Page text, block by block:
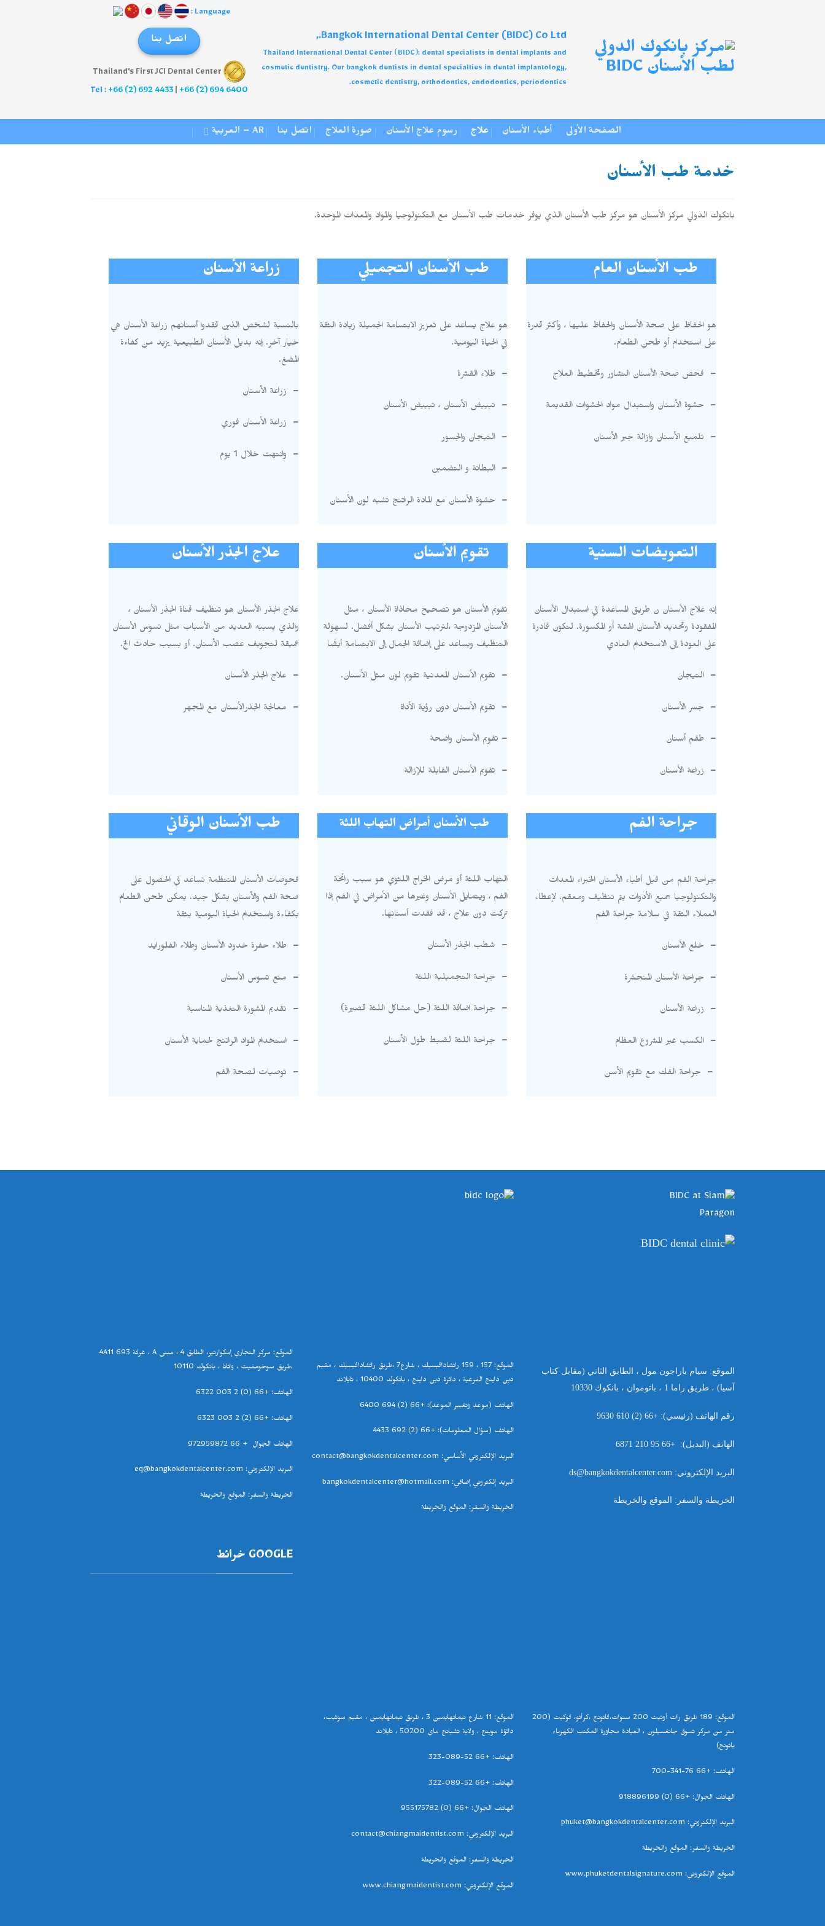
Bangkok International Dental Center (BIDC) Co Ltd.,
Thailand International Dental Center (BIDC): dental specialists in dental implants and
cosmetic dentistry. Our bangkok dentists in dental specialties in dental implantology,
cosmetic dentistry, orthodontics, endodontics, periodontics.
Language :
اتصل بنا
Tel : +66 (2) 692 4433 | +66 (2) 694 6400
الصفحة الأولى أطباء الأسنان علاج رسوم علاج الأسنان صورة العلاج اتصل بنا AR – العربية
خدمة طب الأسنان
بانكوك الدولي مركز الأسنان هو مركز طب الأسنان الذي يوفر خدمات طب الأسنان مع التكنولوجيا والمواد والمعدات الموحدة.
طب الأسنان العام
هو الحفاظ على صحة الأسنان والحفاظ عليها ، وأكثر قدرة
على استخدام أو طحن الطعام.
– فحص صحة الأسنان التشاور وتخطيط العلاج
– حشوة الأسنان واستبدال مواد الحشوات القديمة
– تلميع الأسنان وازالة جير الأسنان
طب الأسنان التجميلي
هو علاج يساعد على تعزيز الابتسامة الجميلة زيادة الثقة
في الحياة اليومية.
– طلاء القشرة
– تبييض الأسنان ، تبييض الأسنان
– التيجان والجسور
– البطانة و التضمين
– حشوة الأسنان مع المادة الراتنج تشبه لون الأسنان
زراعة الأسنان
بالنسبة لشخص الذين فقدوا أسنانهم زراعة الأسنان هي
خيار آخر.إنه بديل الأسنان الطبيعية يزيد من كفاءة
المضغ.
– زراعة الأسنان
– زراعة الأسنان فوري
– وانتهت خلال 1 يوم
التعويضات السنية
إنه علاج الأسنان ن طريق المساعدة في استبدال الأسنان
المفقودة وتحديد الأسنان الهشة أو المكسورة. لتكون قادرة
على العودة إلى الاستخدام العادي
– التيجان
– جسر الأسنان
– طقم أسنان
– زراعة الأسنان
تقويم الأسنان
تقويم الأسنان هو تصحيح محاذاة الأسنان ، مثل
الأسنان المزدوجة ،لترتيب الأسنان بشكل أفضل. لسهولة
التنظيف ويساعد على إضافة الجمال إلى الابتسامة أيضًا
– تقويم الأسنان المعدنية تقويم لون مثل الأسنان.
– تقويم الأسنان دون رؤية الأداة
– تقويم الأسنان واضحة
– تقويم الأسنان القابلة للإزالة
علاج الجذر الأسنان
علاج الجذر الأسنان هو تنظيف قناة الجذر الأسنان ،
والذي يسببه العديد من الأسباب مثل تسوس الأسنان
عميقة لتجويف عصب الأسنان. أو بسبب حادث الخ.
– علاج الجذر الأسنان
– معالجة الجذرالأسنان مع المجهر
جراحة الفم
جراحة الفم من قبل أطباء الأسنان الخبراء المعدات
والتكنولوجيا جميع الأدوات يتم تنظيف ومعقم. لإعطاء
العملاء الثقة في سلامة جراحة الفم
– خلع الأسنان
– جراحة الأسنان المنحشرة
– زراعة الأسنان
– الكسب غير المشروع العظام
– جراحة الفك مع تقويم الأسن
طب الأسنان أمراض التهاب اللثة
التهاب اللثة أو مرض الخراج اللثوي هو سبب رائحة
الفم ، ويتمايل الأسنان وغيرها من الأمراض في الفم إذا
تركت دون علاج ، قد فقدت أسنانها.
– شطب الجذر الأسنان
– جراحة التجميلية اللثة
– جراحة اضافة اللثة (حل مشاكل اللثة قصيرة)
– جراحة اللثة لضبط طول الأسنان
طب الأسنان الوقائي
فحوصات الأسنان المنتظمة تساعد في الحصول على
صحة الفم والأسنان بشكل جيد. يمكن طحن الطعام
بكفاءة واستخدام الحياة اليومية بثقة
– طلاء حفرة خدود الأسنان وطلاء الفلورايد
– منع تسوس الأسنان
– تقديم المشورة التغذية المناسبة
– استخدام المواد الراتنج لحماية الأسنان
– توصيات لصحة الفم
الموقع: سيام باراجون مول ، الطابق الثاني (مقابل كتاب
آسيا) ، طريق راما 1 ، باتوموان ، بانكوك 10330
رقم الهاتف (رئيسي): +66 (2) 610 9630
الهاتف (البديل): +66 95 210 6871
البريد الإلكتروني: ds@bangkokdentalcenter.com
الخريطة والسفر : الموقع والخريطة
الموقع: 157 ، 159 راتشادافيسيك ، شارع7 ،طريق راتشادافيسيك ، مقيم
دين داينج الفرعية ، دائرة دين داينج ، بانكوك 10400 ، تايلاند
الهاتف (موعد وتغيير الموعد): +66 (2) 694 6400
الهاتف (سؤال المعلومات): +66 (2) 692 4433
البريد الإلكتروني الأساسي: contact@bangkokdentalcenter.com
البريد إلكتروني إضافي: bangkokdentalcenter@hotmail.com
الخريطة والسفر: الموقع والخريطة
الموقع: مركز التجاري إمكوارتير، الطابق 4 ، مبنى A ، غرفة 4A11 693
،طريق سوخومفيت ، واتانا ، بانكوك 10110
الهاتف: +66 (0) 2 003 6322
الهاتف: +66 (2) 2 003 6323
الهاتف الجوال + 66 972959872
البريد الإلكتروني: eq@bangkokdentalcenter.com
الخريطة والسفر: الموقع والخريطة
الموقع: 189 طريق رات أوتيت 200 سنوات،فاتونج ،كرأتو، فوكيت
(200
متر من مركز تسوق جانغسيلون ، العيادة مجاورة المكتب الكهرباء
باتونج)
الهاتف: +66 76-341-700
الهاتف الجوال: +66 (0) 918896199
البريد الإلكتروني: phuket@bangkokdentalcenter.com
الخريطة والسفر: الموقع والخريطة
الموقع الإلكتروني:
www.phuketdentalsignature.com
الموقع: 11 شارع نيمانهايمين 3 ، طريق نيمانهايمين ، مقيم سوثيب،
دائؤة موينج ، ولاية تشيانج ماي 50200 ، تايلاند
الهاتف: +66 52-089-323
الهاتف: +66 52-089-322
الهاتف الجوال: +66 (0) 955175782
البريد الإلكتروني: contact@chiangmaidentist.com
الخريطة والسفر: الموقع والخريطة
الموقع الإلكتروني:
www.chiangmaidentist.com
GOOGLE خرائط